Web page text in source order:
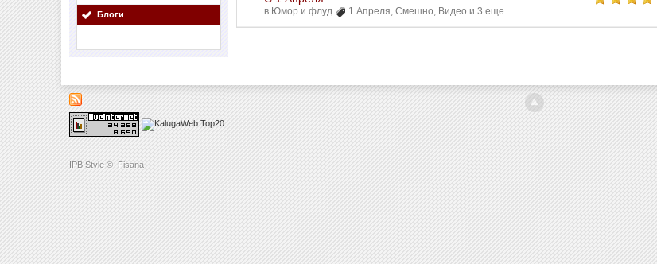
IPB Style © Fisana
Блоги в Юмор и флуд 1 Апреля,Смешно, Видео и 3 еще...